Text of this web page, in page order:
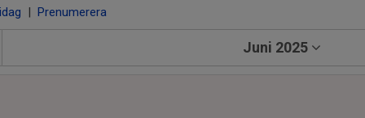
| Prenumerera
Juni 2025